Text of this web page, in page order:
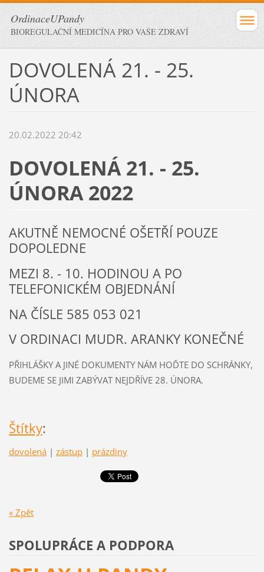
OrdinaceUPandy
BIOREGULAČNÍ MEDICÍNA PRO VAŠE ZDRAVÍ
DOVOLENÁ 21. - 25.
ÚNORA
20.02.2022 20:42
DOVOLENÁ 21. - 25.
ÚNORA 2022
AKUTNĚ NEMOCNÉ OŠETŘÍ POUZE
DOPOLEDNE
MEZI 8. - 10. HODINOU A PO
TELEFONICKÉM OBJEDNÁNÍ
NA ČÍSLE 585 053 021
V ORDINACI MUDR. ARANKY KONEČNÉ
PŘIHLÁŠKY A JINÉ DOKUMENTY NÁM HOĎTE DO SCHRÁNKY,
BUDEME SE JIMI ZABÝVAT NEJDŘÍVE 28. ÚNORA.
Štítky:
dovolená | zástup | prázdiny
« Zpět
SPOLUPRÁCE A PODPORA